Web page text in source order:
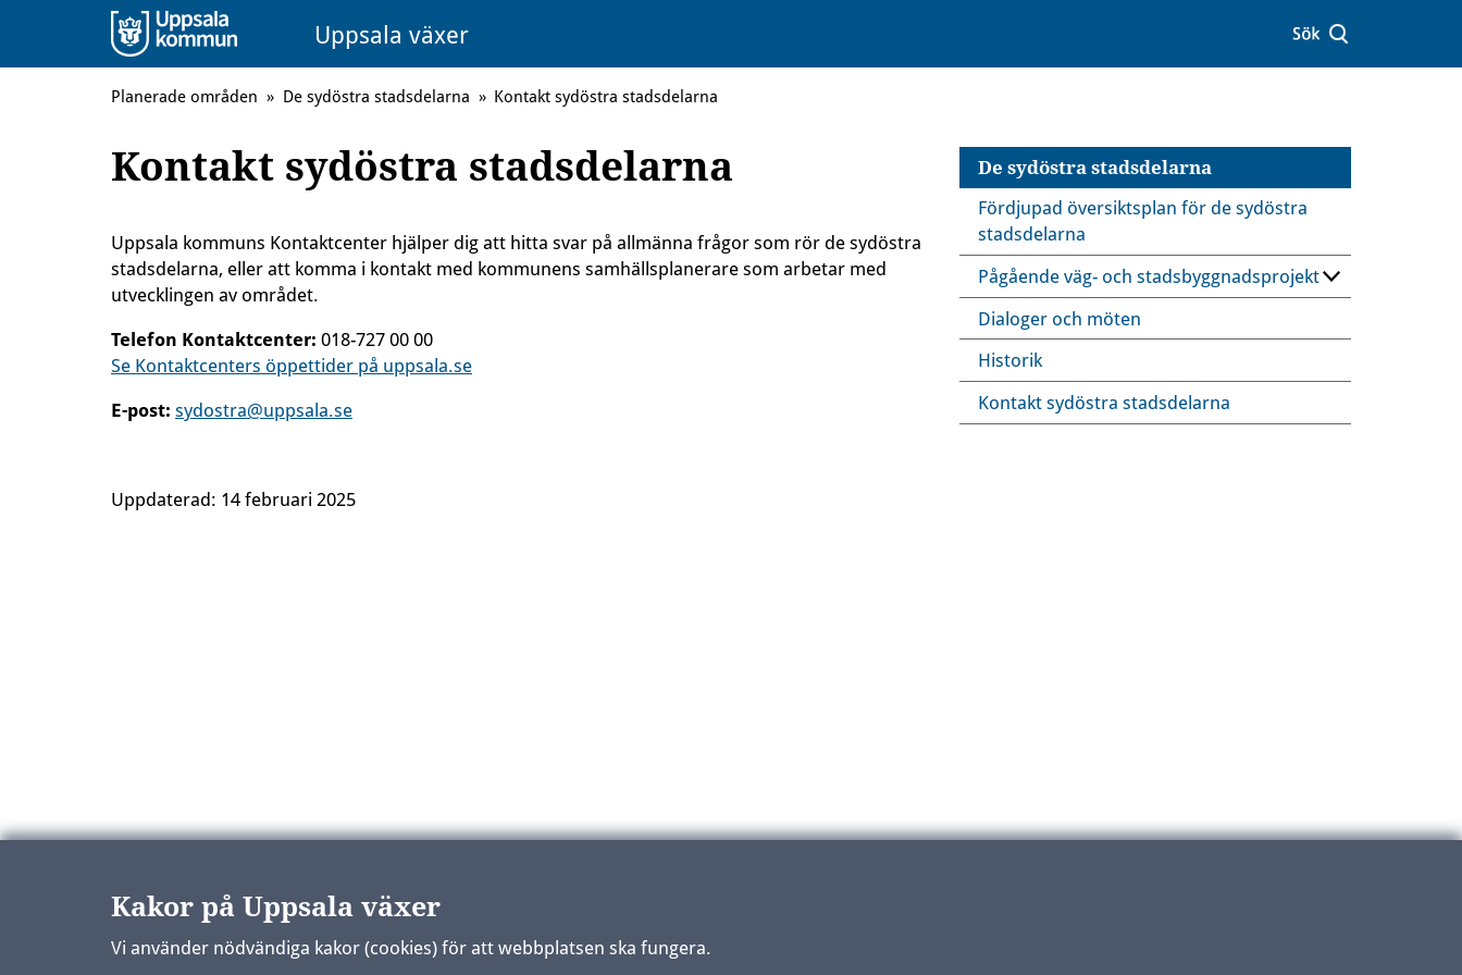
Uppsala växer
De sydöstra stadsdelarna
Fördjupad översiktsplan för de sydöstra
stadsdelarna
Pågående väg- och stadsbyggnadsprojekt
Dialoger och möten
Historik
Kontakt sydöstra stadsdelarna
Planerade områden » De sydöstra stadsdelarna » Kontakt sydöstra stadsdelarna
Kontakt sydöstra stadsdelarna
Uppsala kommuns Kontaktcenter hjälper dig att hitta svar på allmänna frågor som rör de sydöstra
stadsdelarna, eller att komma i kontakt med kommunens samhällsplanerare som arbetar med
utvecklingen av området.
Telefon Kontaktcenter: 018-727 00 00
Se Kontaktcenters öppettider på uppsala.se
E-post: sydostra@uppsala.se
Uppdaterad: 14 februari 2025
Kakor på Uppsala växer
Vi använder nödvändiga kakor (cookies) för att webbplatsen ska fungera.